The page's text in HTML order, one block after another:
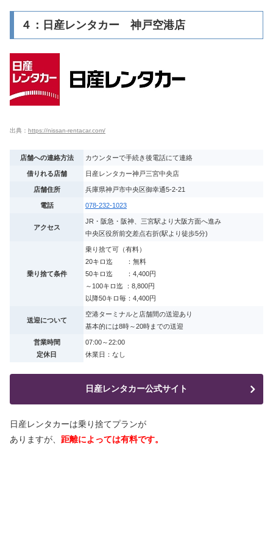
４：日産レンタカー 神戸空港店
出典： https://nissan-rentacar.com/
店舗への連絡方法 カウンターで手続き後電話にて連絡
借りれる店舗 日産レンタカー神戸三宮中央店
店舗住所 兵庫県神戸市中央区御幸通5-2-21
電話 078-232-1023
アクセス
JR・阪急・阪神、三宮駅より大阪方面へ進み
中央区役所前交差点右折(駅より徒歩5分)
乗り捨て条件
乗り捨て可（有料）
20キロ迄 ：無料
50キロ迄 ：4,400円
～100キロ迄 ：8,800円
以降50キロ毎：4,400円
送迎について
空港ターミナルと店舗間の送迎あり
基本的には8時～20時までの送迎
営業時間
定休日
07:00～22:00
休業日：なし
日産レンタカー公式サイト
日産レンタカーは乗り捨てプランが
ありますが、 距離によっては有料です。